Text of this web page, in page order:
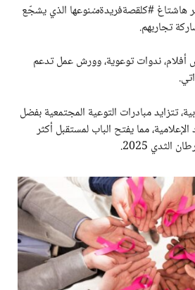
هاشتاغ #كلقصةفريدةمننوعها الذي يشجّع
تجاربهم.
ندوات توعوية، وورش عمل تدعم
تتزايد مبادرات التوعية المجتمعية بفضل
مما يفتح الباب لمستقبل أكثر
2025.